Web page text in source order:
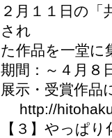
２月１１日の
され
た作品を一堂に
期間：～４月８
展示・受賞作
http://
【３】やっぱ